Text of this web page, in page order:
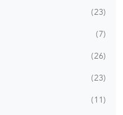
23
7
26
23
11